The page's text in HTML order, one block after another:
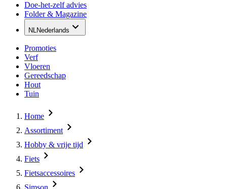
Doe-het-zelf advies
Folder & Magazine
NLNederlands
Promoties
Verf
Vloeren
Gereedschap
Hout
Tuin
Home
Assortiment
Hobby & vrije tijd
Fiets
Fietsaccessoires
Simson